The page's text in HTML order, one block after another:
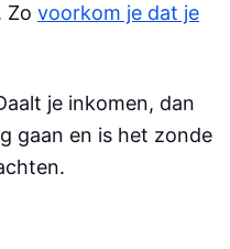
Zo voorkom je dat je
je inkomen, dan
gaan en is het zonde